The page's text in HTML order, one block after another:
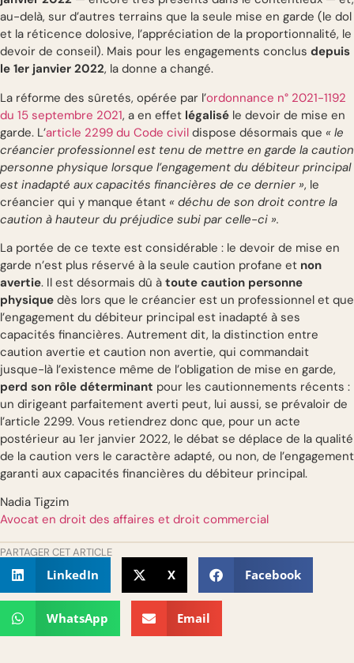
au-delà, sur d’autres terrains que la seule mise en garde (le dol
et la réticence dolosive, l’appréciation de la proportionnalité, le
devoir de conseil). Mais pour les engagements conclus depuis
le 1er janvier 2022, la donne a changé.
La réforme des sûretés, opérée par l’ordonnance n° 2021-1192
du 15 septembre 2021, a en effet légalisé le devoir de mise en
garde. L’article 2299 du Code civil dispose désormais que « le
créancier professionnel est tenu de mettre en garde la caution
personne physique lorsque l’engagement du débiteur principal
est inadapté aux capacités financières de ce dernier », le
créancier qui y manque étant « déchu de son droit contre la
caution à hauteur du préjudice subi par celle-ci ».
La portée de ce texte est considérable : le devoir de mise en
garde n’est plus réservé à la seule caution profane et non
avertie. Il est désormais dû à toute caution personne
physique dès lors que le créancier est un professionnel et que
l’engagement du débiteur principal est inadapté à ses
capacités financières. Autrement dit, la distinction entre
caution avertie et caution non avertie, qui commandait
jusque-là l’existence même de l’obligation de mise en garde,
perd son rôle déterminant pour les cautionnements récents :
un dirigeant parfaitement averti peut, lui aussi, se prévaloir de
l’article 2299. Vous retiendrez donc que, pour un acte
postérieur au 1er janvier 2022, le débat se déplace de la qualité
de la caution vers le caractère adapté, ou non, de l’engagement
garanti aux capacités financières du débiteur principal.
Nadia Tigzim
Avocat en droit des affaires et droit commercial
PARTAGER CET ARTICLE
LinkedIn X Facebook
WhatsApp Email